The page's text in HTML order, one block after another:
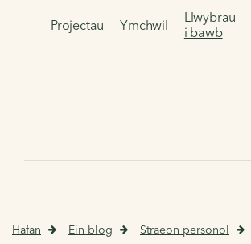
Projectau Ymchwil
Llwybrau
i bawb
Hafan Ein blog Straeon personol